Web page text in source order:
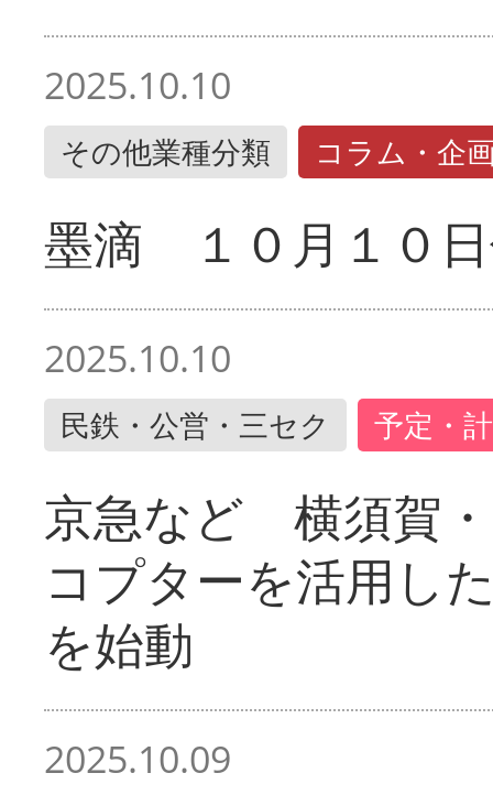
2025.10.10
その他業種分類 コラム・企
墨滴 １０月１０
2025.10.10
民鉄・公営・三セク 予定・
京急など 横須賀
コプターを活用し
を始動
2025.10.09